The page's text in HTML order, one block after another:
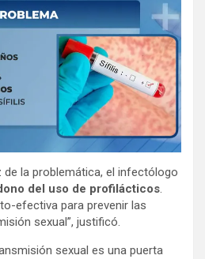
la problemática, el infectólogo
del uso de profilácticos.
efectiva para prevenir las
sexual”, justificó.
sexual es una puerta